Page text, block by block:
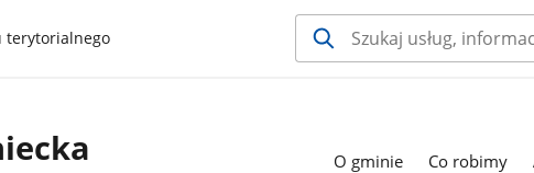
terytorialnego
O gminie Co robimy